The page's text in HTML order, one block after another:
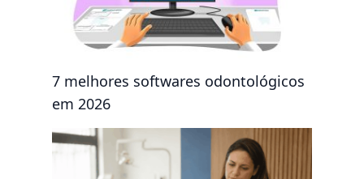
7 melhores softwares odontológicos
em 2026